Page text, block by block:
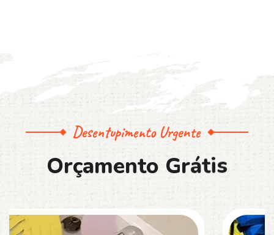
Desentupimento Urgente
Orçamento Grátis